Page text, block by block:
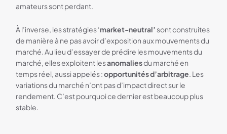
amateurs sont perdant.
À l’inverse, les stratégies ‘market-neutral’ sont construites
de manière à ne pas avoir d’exposition aux mouvements du
marché. Au lieu d’essayer de prédire les mouvements du
marché, elles exploitent lesanomaliesdu marché en
temps réel, aussi appelés :opportunités d’arbitrage . Les
variations du marché n’ont pas d’impact direct sur le
rendement. C’est pourquoi ce dernier est beaucoup plus
stable.